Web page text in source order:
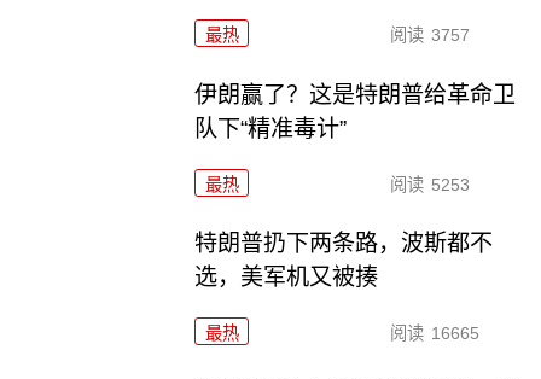
最热 阅读 3757
伊朗赢了？这是特朗普给革命卫
队下“精准毒计”
最热 阅读 5253
特朗普扔下两条路，波斯都不
选，美军机又被揍
最热 阅读 16665